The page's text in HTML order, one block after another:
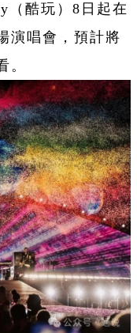
（酷玩）8日起在
演唱會，預計將
。